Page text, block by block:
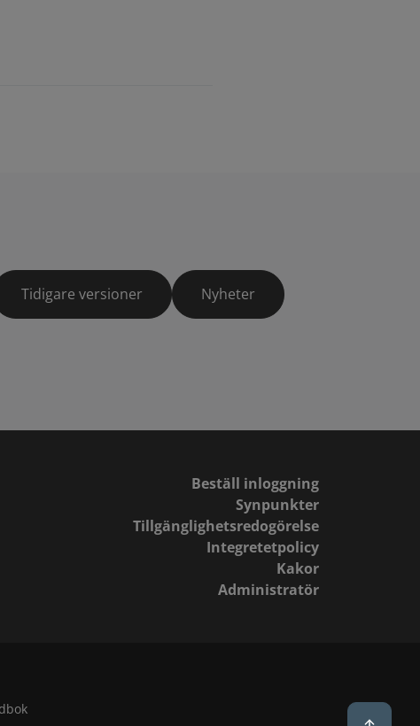
Tidigare versioner Nyheter
Beställ inloggning
Synpunkter
Tillgänglighetsredogörelse
Integretetpolicy
Kakor
Administratör